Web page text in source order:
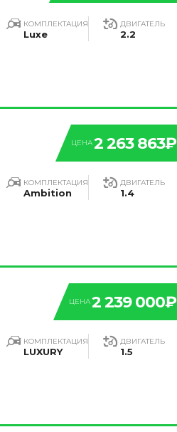
КОМПЛЕКТАЦИЯ
Luxe
ДВИГАТЕЛЬ
2.2
ЦЕНА2 263 863₽
КОМПЛЕКТАЦИЯ
Ambition
ДВИГАТЕЛЬ
1.4
ЦЕНА2 239 000₽
КОМПЛЕКТАЦИЯ
LUXURY
ДВИГАТЕЛЬ
1.5